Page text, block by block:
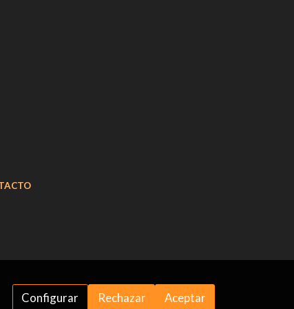
Configurar Rechazar Aceptar